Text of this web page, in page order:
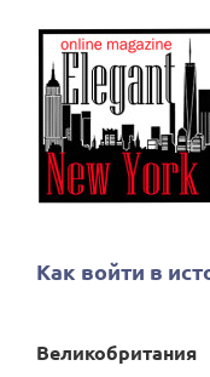
Как войти в
Великобритания